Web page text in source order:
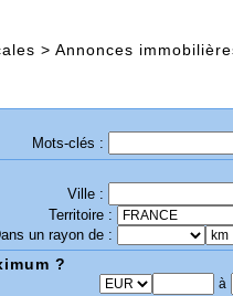
> Annonces
Mots-clés :
Ville :
Territoire :
un rayon de :
?
à